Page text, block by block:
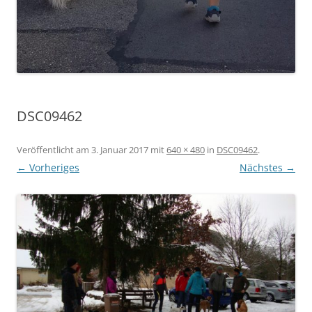
DSC09462
Veröffentlicht am 3. Januar 2017 mit640 × 480 in DSC09462.
← Vorheriges Nächstes →